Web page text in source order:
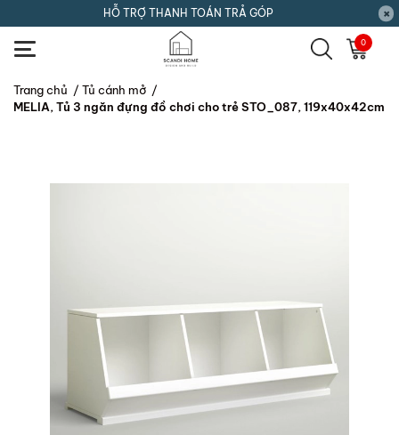
HỖ TRỢ THANH TOÁN TRẢ GÓP
0
Trang chủ / Tủ cánh mở /
MELIA, Tủ 3 ngăn đựng đồ chơi cho trẻ STO_087, 119x40x42cm